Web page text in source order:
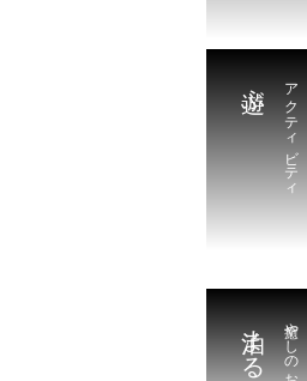
アクティビティ
遊ぶ
癒やしのお宿
泊まる